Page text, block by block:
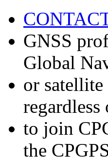
GNSS
Global
or
to join
the